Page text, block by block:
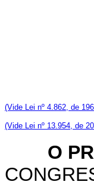
(Vide Lei nº 4.862, de
(Vide Lei nº 13.954, de
O